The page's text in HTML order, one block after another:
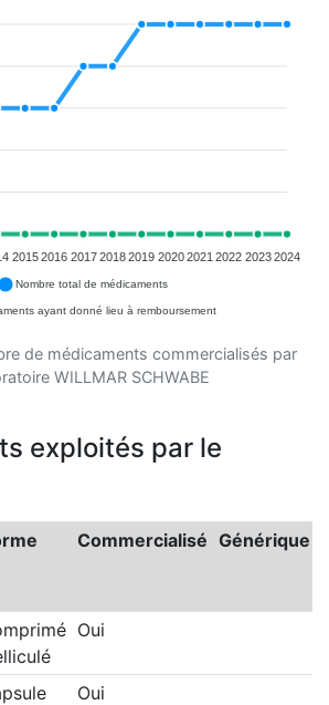
20152016 2017 20182019 2020 2021 2022 20232024
Nombre total de médicaments
ayant donné lieu à remboursement
de médicaments commercialisés par
WILLMAR SCHWABE
exploités par le
Commercialisé Générique
Oui
Oui